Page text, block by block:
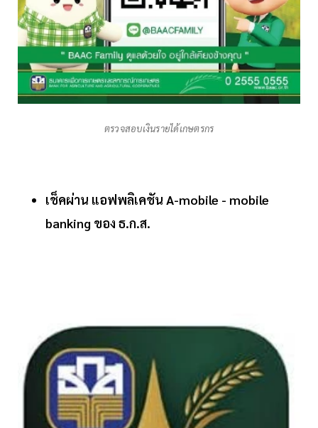
ตรวจสอบเงินรายได้เกษตรกร
เช็คผ่าน แอฟพลิเคชัน A-mobile - mobile
banking ของ ธ.ก.ส.